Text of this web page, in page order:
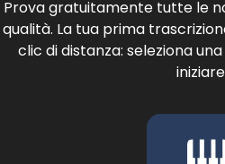
Prova gratuitamente tutte le
qualità. La tua prima
clic di distanza: seleziona